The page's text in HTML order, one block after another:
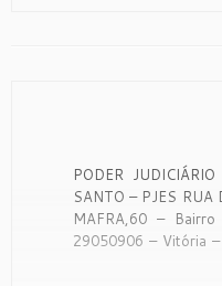
PODER
SANTO – PJES RUA
MAFRA,60 –
29050906 – Vitória